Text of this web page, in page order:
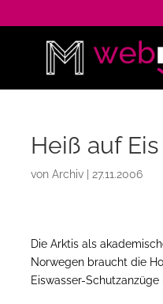
Heiß auf Eis
vonArchiv 27.11.2006
Die Arktis als
Norwegen braucht die
Eiswasser-